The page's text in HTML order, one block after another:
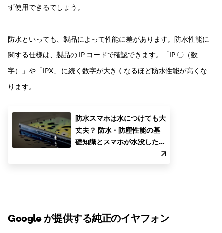
ず使用できるでしょう。
防水といっても、製品によって性能に差があります。防水性能に
関する仕様は、製品の IP コードで確認できます。「IP 〇（数
字）」や「IPX」 に続く数字が大きくなるほど防水性能が高くな
ります。
防水スマホは水につけても大
丈夫？ 防水・防塵性能の基
礎知識とスマホが水没した場
Google が提供する純正のイヤフォン